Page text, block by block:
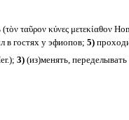
ταῦρον κύνες μετεκίαθον
в гостях у эфиопов; 5)
3)(из)менять, переделывать